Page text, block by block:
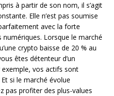
à partir de son nom, il s’agit
Elle n’est pas soumise
avec la forte
Lorsque le marché
crypto baisse de 20 % au
êtes détenteur d’un
exemple, vos actifs sont
si le marché évolue
pas profiter des plus-values